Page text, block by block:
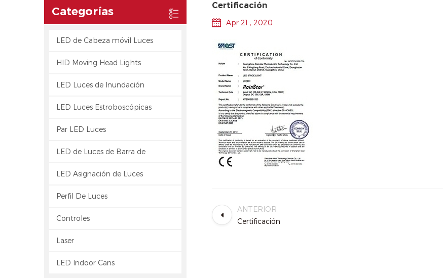
Categorías
LED de Cabeza móvil Luces
HID Moving Head Lights
LED Luces de Inundación
LED Luces Estroboscópicas
Par LED Luces
LED de Luces de Barra de
LED Asignación de Luces
Perfil De Luces
Controles
Laser
LED Indoor Cans
Certificación
Apr 21 , 2020
ANTERIOR
Certificación